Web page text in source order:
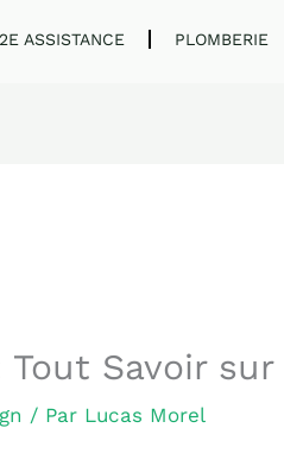
ASSISTANCE PLOMBERIE
Tout Savoir
/ Par Lucas Morel